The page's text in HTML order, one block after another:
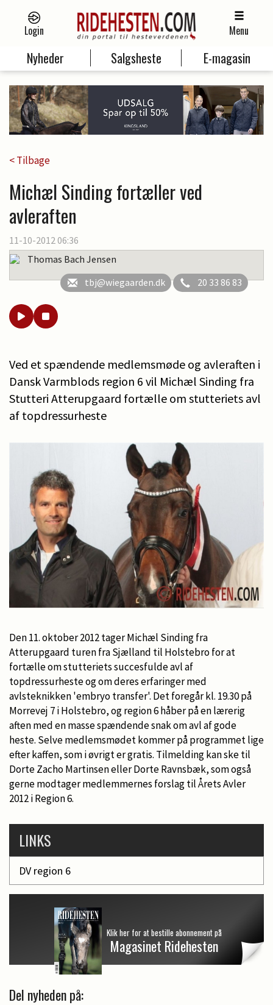
Login Menu
Nyheder Salgsheste E-magasin
< Tilbage
Michæl Sinding fortæller ved
avleraften
11-10-2012 06:36
Thomas Bach Jensen
tbj@wiegaarden.dk
20 33 86 83
Ved et spændende medlemsmøde og avleraften i
Dansk Varmblods region 6 vil Michæl Sinding fra
Stutteri Atterupgaard fortælle om stutteriets avl
af topdressurheste
Den 11. oktober 2012 tager Michæl Sinding fra
Atterupgaard turen fra Sjælland til Holstebro for at
fortælle om stutteriets succesfulde avl af
topdressurheste og om deres erfaringer med
avlsteknikken 'embryo transfer'. Det foregår kl. 19.30 på
Morrevej 7 i Holstebro, og region 6 håber på en lærerig
aften med en masse spændende snak om avl af gode
heste. Selve medlemsmødet kommer på programmet lige
efter kaffen, som i øvrigt er gratis. Tilmelding kan ske til
Dorte Zacho Martinsen eller Dorte Ravnsbæk, som også
gerne modtager medlemmernes forslag til Årets Avler
2012 i Region 6.
LINKS
DV region 6
Klik her for at bestille abonnement på
Magasinet Ridehesten
Del nyheden på: